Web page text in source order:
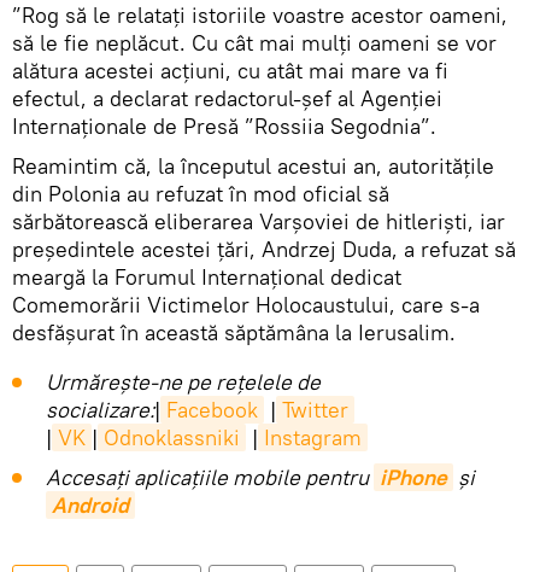
”Rog să le relatați istoriile voastre acestor oameni,
să le fie neplăcut. Cu cât mai mulți oameni se vor
alătura acestei acțiuni, cu atât mai mare va fi
efectul, a declarat redactorul-șef al Agenției
Internaționale de Presă ”Rossiia Segodnia”.
Reamintim că, la începutul acestui an, autoritățile
din Polonia au refuzat în mod oficial să
sărbătorească eliberarea Varșoviei de hitleriști, iar
președintele acestei țări, Andrzej Duda, a refuzat să
meargă la Forumul Internațional dedicat
Comemorării Victimelor Holocaustului, care s-a
desfășurat în această săptămâna la Ierusalim.
Urmărește-ne pe rețelele de
socializare:| Facebook | Twitter
| VK | Odnoklassniki | Instagram
Accesaţi aplicaţiile mobile pentru iPhone și
Android